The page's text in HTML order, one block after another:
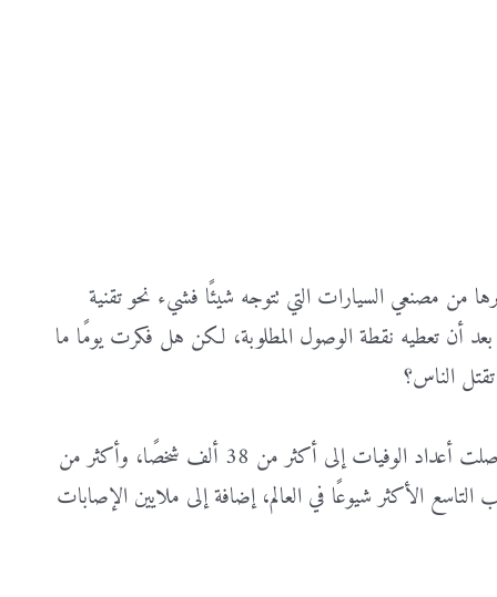
من مصنعي السيارات التي تتوجه شيئًا فشيء نحو تقنية
بعد أن تعطيه نقطة الوصول المطلوبة، لكن هل فكرت يومًا ما
الناس؟
في 2015 وصلت أعداد الحوادث إلى رقم يعتبر الأكبر في الخمسين سنةً الماضية، حيث وصلت أعداد الوفيات إلى أكثر من 38 ألف شخصًا، وأكثر من
الأكثر شيوعًا في العالم، إضافة إلى ملايين الإصابات